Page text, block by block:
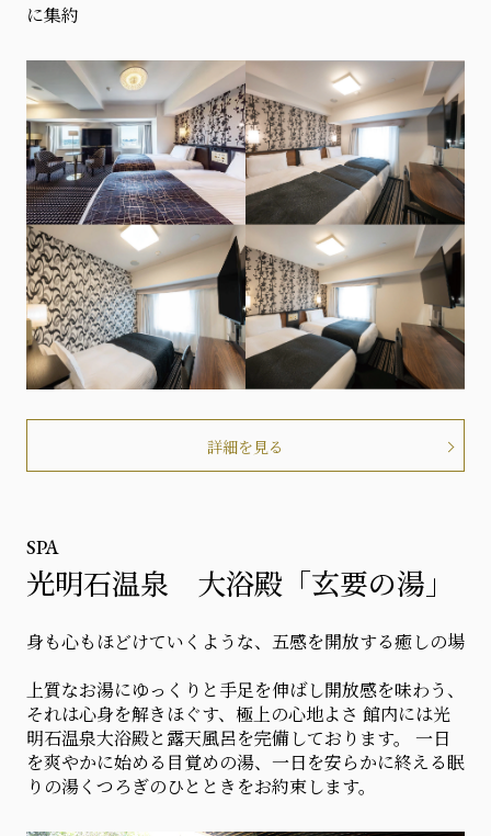
に集約
詳細を見る
SPA
光明石温泉 大浴殿「玄要の湯」
身も心もほどけていくような、五感を開放する癒しの場
上質なお湯にゆっくりと手足を伸ばし開放感を味わう、
それは心身を解きほぐす、極上の心地よさ 館内には光
明石温泉大浴殿と露天風呂を完備しております。 一日
を爽やかに始める目覚めの湯、一日を安らかに終える眠
りの湯くつろぎのひとときをお約束します。